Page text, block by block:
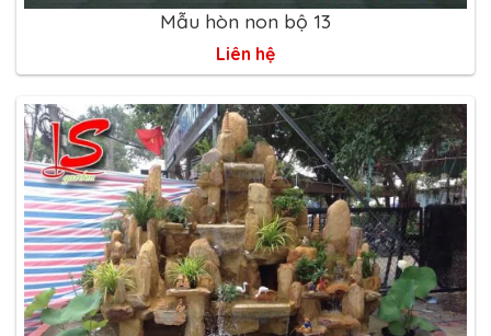
Mẫu hòn non bộ 13
Liên hệ